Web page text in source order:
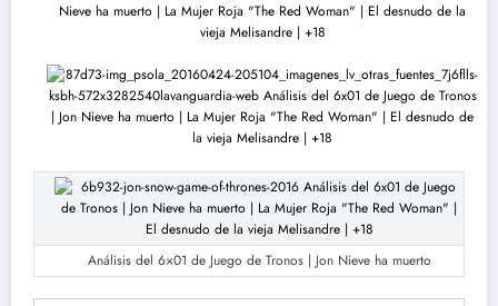
Análisis del 6×01 de Juego de Tronos | Jon Nieve ha muerto